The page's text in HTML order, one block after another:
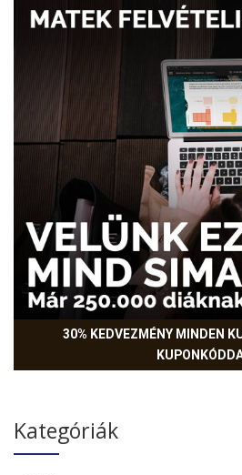
30% KEDVEZMÉNY MINDEN
Kategóriák